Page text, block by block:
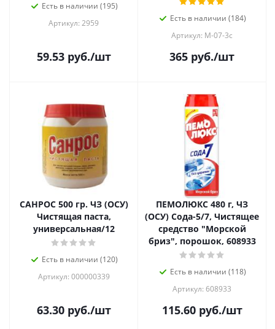
Есть в наличии (195)
Артикул: 2959
59.53руб./шт
Есть в наличии (184)
Артикул: М-07-3с
365 руб./шт
САНРОС 500 гр. ЧЗ (ОСУ)
Чистящая паста,
универсальная/12
Есть в наличии (120)
Артикул: 000000339
63.30руб./шт
ПЕМОЛЮКС 480 г, ЧЗ
(ОСУ) Сода-5/7, Чистящее
средство "Морской
бриз", порошок, 608933
Есть в наличии (118)
Артикул: 608933
115.60руб./шт